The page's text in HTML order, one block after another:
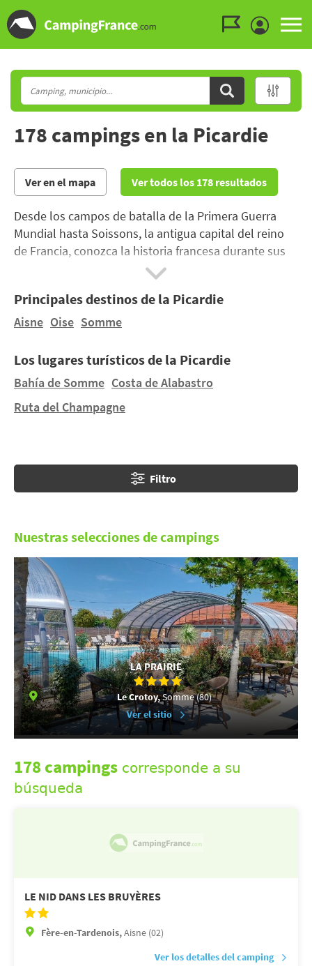
178 campings en la Picardie
Ver en el mapa Ver todos los 178 resultados
Desde los campos de batalla de la Primera Guerra
Mundial hasta Soissons, la antigua capital del reino
de Francia, conozca la historia francesa durante sus
Los amantes de la naturaleza preferirán los vastos
pantanos de la Bahía de Somme o el bosque de
Picardie. A menos que prefiera el Oise, tierra del
Domaine de Chantilly y el castillo de Emenonville.
Principales destinos de la Picardie
Aisne Oise Somme
Los lugares turísticos de la Picardie
Bahía de Somme Costa de Alabastro
Ruta del Champagne
Filtro
Nuestras selecciones de campings
LA PRAIRIE
Le Crotoy,Somme (80)
Ver el sitio
178 campings corresponde a su
búsqueda
LE NID DANS LES BRUYÈRES
Fère-en-Tardenois,Aisne (02)
Ver los detalles del camping